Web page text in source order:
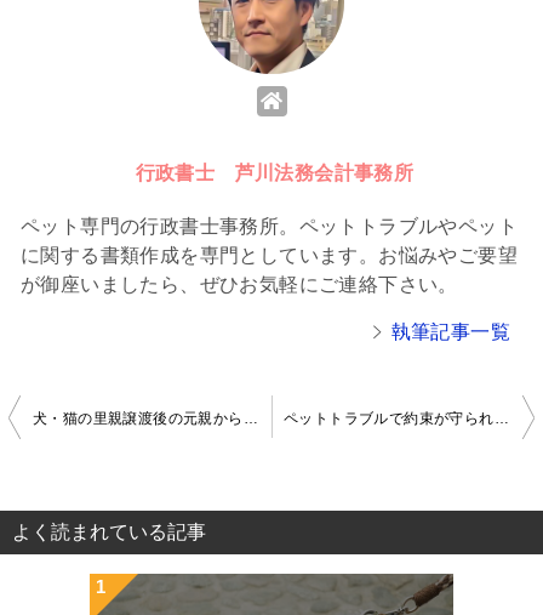
行政書士 芦川法務会計事務所
ペット専門の行政書士事務所。ペットトラブルやペット
に関する書類作成を専門としています。お悩みやご要望
が御座いましたら、ぜひお気軽にご連絡下さい。
執筆記事一覧
投
ナ
ビ
よく読まれている記事